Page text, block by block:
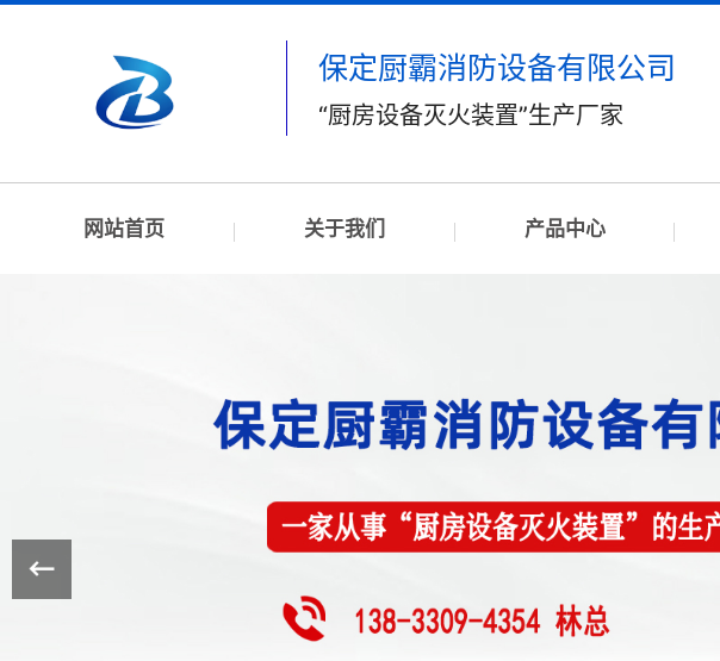
保定厨霸消防设备有限公司
“厨房设备灭火装置”生产厂家
网站首页 关于我们 产品中心